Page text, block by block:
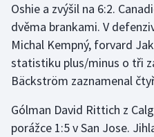
Volejbal
Ostatní
Oshie a zvýšil na 6:2.
dvěma brankami. V
Michal Kempný, forvard
statistiku plus/minus o tři
Bäckström zaznamenal
Gólman David Rittich z
porážce 1:5 v San Jose.